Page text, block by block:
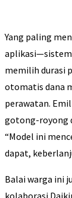
Yang paling
aplikasi—sistem
memilih durasi
otomatis dana
perawatan.
gotong-royong
“Model ini
dapat,
Balai warga ini